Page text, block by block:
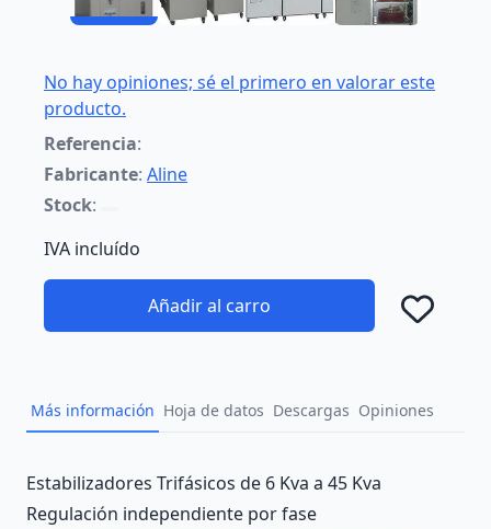
No hay opiniones; sé el primero en valorar este
producto.
Referencia:
Fabricante: Aline
Stock:
IVA incluído
Añadir al carro
Más información Hoja de datos Descargas Opiniones
Description
Estabilizadores Trifásicos de 6 Kva a 45 Kva
Regulación independiente por fase